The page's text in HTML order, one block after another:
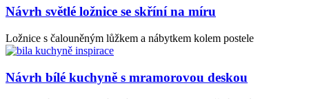
Návrh světlé ložnice se skříní na míru
Ložnice s čalouněným lůžkem a nábytkem kolem postele
Návrh bílé kuchyně s mramorovou deskou